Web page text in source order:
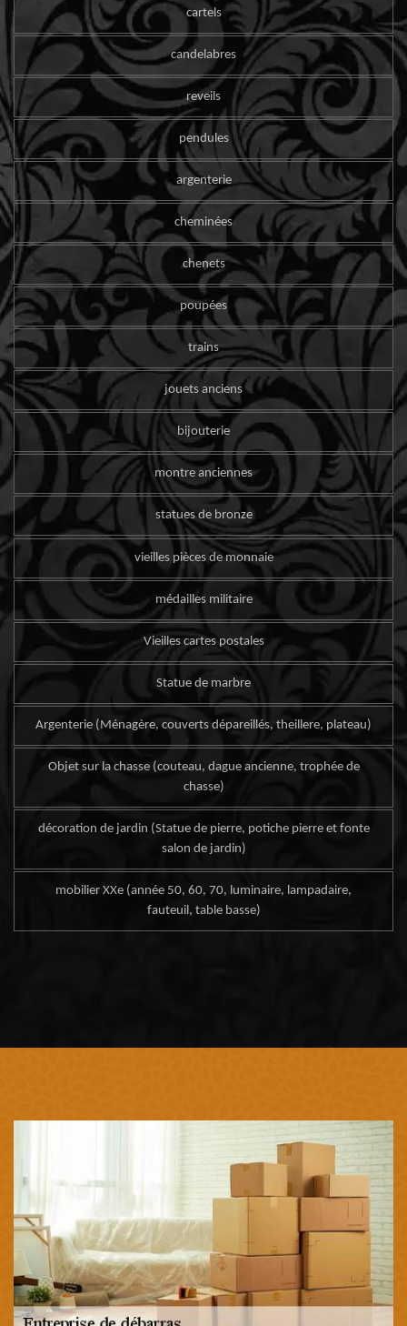
cartels
candelabres
reveils
pendules
argenterie
cheminées
chenets
poupées
trains
jouets anciens
bijouterie
montre anciennes
statues de bronze
vieilles pièces de monnaie
médailles militaire
Vieilles cartes postales
Statue de marbre
Argenterie (Ménagère, couverts dépareillés, theillere, plateau)
Objet sur la chasse (couteau, dague ancienne, trophée de
chasse)
décoration de jardin (Statue de pierre, potiche pierre et fonte
salon de jardin)
mobilier XXe (année 50, 60, 70, luminaire, lampadaire,
fauteuil, table basse)